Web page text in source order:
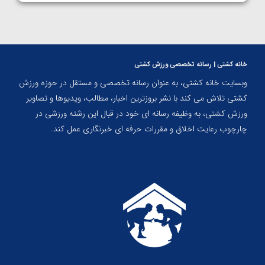
خانه کشتی | رسانه تخصصی ورزش کشتی
وبسایت خانه کشتی، به عنوان رسانه تخصصی و مستقل در حوزه ورزش
کشتی تلاش می کند با نشر بروزترین اخبار، مطالب، ویدیوها و تصاویر
ورزش کشتی، به وظیفه رسانه ای خود در قبال این رشته ورزشی در
چارچوب رعایت اخلاق و مقررات حرفه ای خبرنگاری عمل کند.